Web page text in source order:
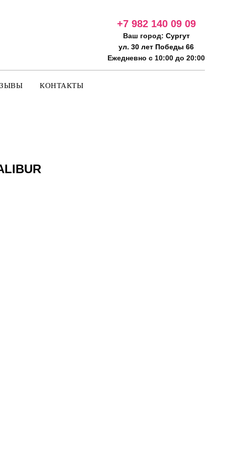
+7 982 140 09 09
Ваш город: Сургут
ул. 30 лет Победы 66
Ежедневно с 10:00 до 20:00
КОНТАКТЫ